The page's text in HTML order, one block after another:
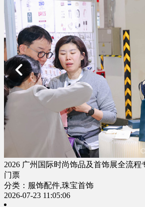
2026 广州国际时尚饰品及首饰展全流
门票
分类：服饰配件,珠宝首饰
2026-07-23 11:05:06